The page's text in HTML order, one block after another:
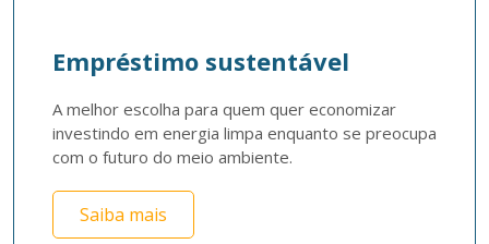
Empréstimo sustentável
A melhor escolha para quem quer economizar
investindo em energia limpa enquanto se preocupa
com o futuro do meio ambiente.
Saiba mais